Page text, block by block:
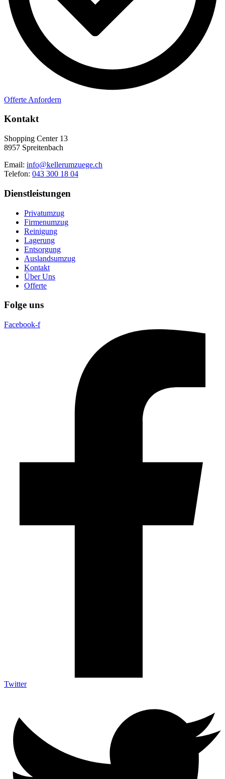
Offerte Anfordern
Kontakt
Shopping Center 13
8957 Spreitenbach
Email: info@kellerumzuege.ch
Telefon: 043 300 18 04
Dienstleistungen
Privatumzug
Firmenumzug
Reinigung
Lagerung
Entsorgung
Auslandsumzug
Kontakt
Über Uns
Offerte
Folge uns
Facebook-f
Twitter